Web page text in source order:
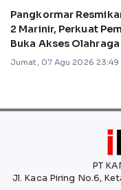
Pangkormar
2 Marinir, Perkuat
Buka Akses
Jumat, 07 Agu 2026 23:49
PT
Jl. Kaca Piring No.6,